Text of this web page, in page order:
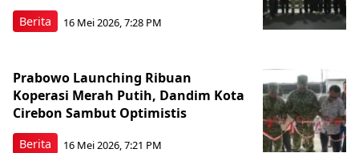
Berita 16 Mei 2026, 7:28 PM
Berita
Prabowo Launching Ribuan
Koperasi Merah Putih, Dandim Kota
Cirebon Sambut Optimistis
16 Mei 2026, 7:21 PM